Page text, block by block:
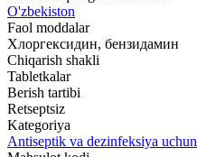
O'zbekiston
Faol moddalar
Хлоргексидин, бензидамин
Chiqarish shakli
Tabletkalar
Berish tartibi
Retseptsiz
Kategoriya
Antiseptik va dezinfeksiya uchun